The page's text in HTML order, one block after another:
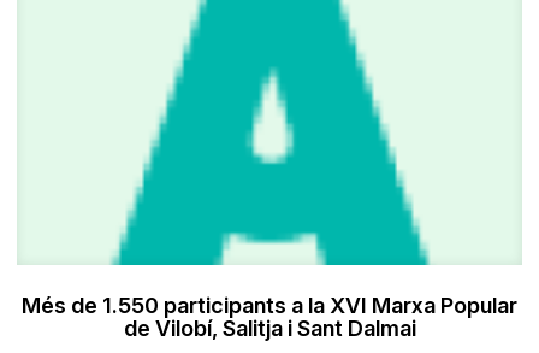
Més de 1.550 participants a la XVI Marxa Popular
de Vilobí, Salitja i Sant Dalmai